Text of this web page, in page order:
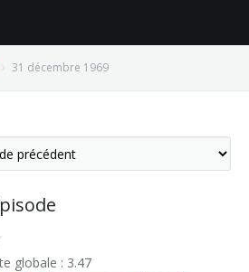
31 décembre 1969
globale : 3.47